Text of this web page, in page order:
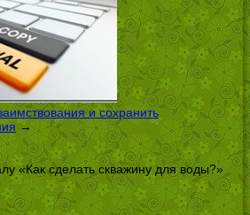
и сохранить
→
«Как сделать скважину для воды?»